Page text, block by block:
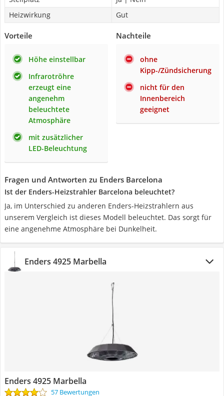
Heizwirkung
Gut
Vorteile
Höhe einstellbar
Infrarotröhre
erzeugt eine
angenehm
beleuchtete
Atmosphäre
mit zusätzlicher
LED-Beleuchtung
Nachteile
ohne
Kipp-/Zündsicherung
nicht für den
Innenbereich
geeignet
Fragen und Antworten zu Enders Barcelona
Ist der Enders-Heizstrahler Barcelona beleuchtet?
Ja, im Unterschied zu anderen Enders-Heizstrahlern aus
unserem Vergleich ist dieses Modell beleuchtet. Das sorgt für
eine angenehme Atmosphäre bei Dunkelheit.
Enders 4925 Marbella
Enders 4925 Marbella
57 Bewertungen